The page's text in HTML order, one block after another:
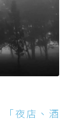
夜店、酒